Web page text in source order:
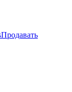
Продавать